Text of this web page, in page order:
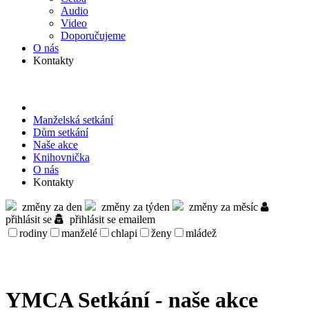
Audio
Video
Doporu­čujeme
O nás
Kontakty
Manželská setkání
Dům setkání
Naše akce
Knihov­nička
O nás
Kontakty
změny za den změny za týden
změny za měsíc
přihlásit se
přihlásit se emailem
rodiny
manželé chlapi ženy mládež
YMCA Setkání - naše akce